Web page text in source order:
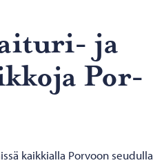
ja
Por­
kaikkialla Porvoon seudulla